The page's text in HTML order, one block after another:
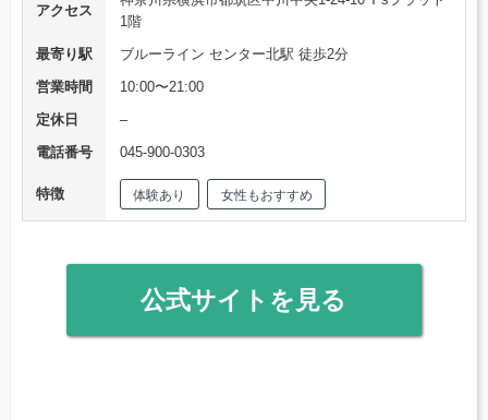
アクセス
1階
最寄り駅
ブルーライン センター北駅 徒歩2分
営業時間
10:00〜21:00
定休日
–
電話番号
045-900-0303
特徴 体験あり 女性もおすすめ
公式サイトを見る